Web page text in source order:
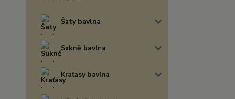
Šaty bavlna
Sukně bavlna
Kraťasy bavlna